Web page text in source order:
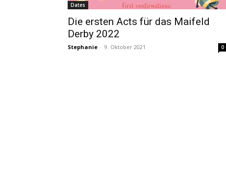
Dates
Die ersten Acts für das Maifeld
Derby 2022
Stephanie - 9. Oktober 2021 0